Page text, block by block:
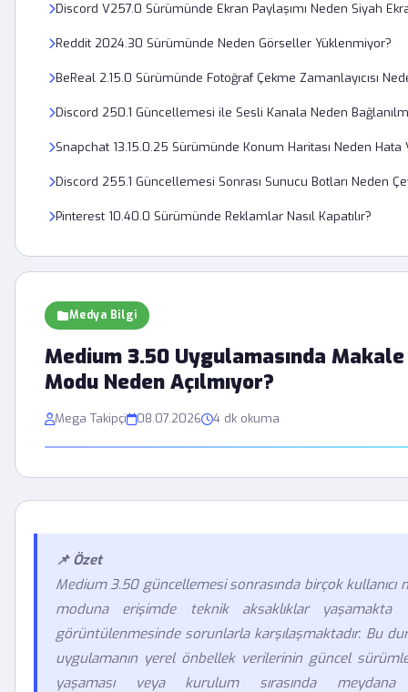
Medya Bilgi
Medium 3.50 Uygulamasında
Modu Neden Açılmıyor?
Mega Takipçi 08.07.2026 4 dk okuma
📌 Özet
Medium 3.50 güncellemesi sonrasında birçok kullanıcı
moduna erişimde teknik aksaklıklar yaşamakta
görüntülenmesinde sorunlarla karşılaşmaktadır. Bu
uygulamanın yerel önbellek verilerinin güncel
yaşaması veya kurulum sırasında
Discord V257.0 Sürümünde Ekran Paylaşımı Neden Siyah
Reddit 2024.30 Sürümünde Neden Görseller Yüklenmiyor?
BeReal 2.15.0 Sürümünde Fotoğraf Çekme Zamanlayıcısı
Discord 250.1 Güncellemesi ile Sesli Kanala Neden
Snapchat 13.15.0.25 Sürümünde Konum Haritası Neden Hata
Discord 255.1 Güncellemesi Sonrası Sunucu Botları Neden
Pinterest 10.40.0 Sürümünde Reklamlar Nasıl Kapatılır?